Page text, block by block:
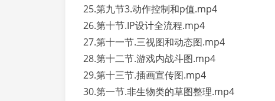
25.第九节3.动作控制和p值.mp4
26.第十节.IP设计全流程.mp4
27.第十一节.三视图和动态图.mp4
28.第十二节.游戏内战斗图.mp4
29.第十三节.插画宣传图.mp4
30.第一节.非生物类的草图整理.mp4